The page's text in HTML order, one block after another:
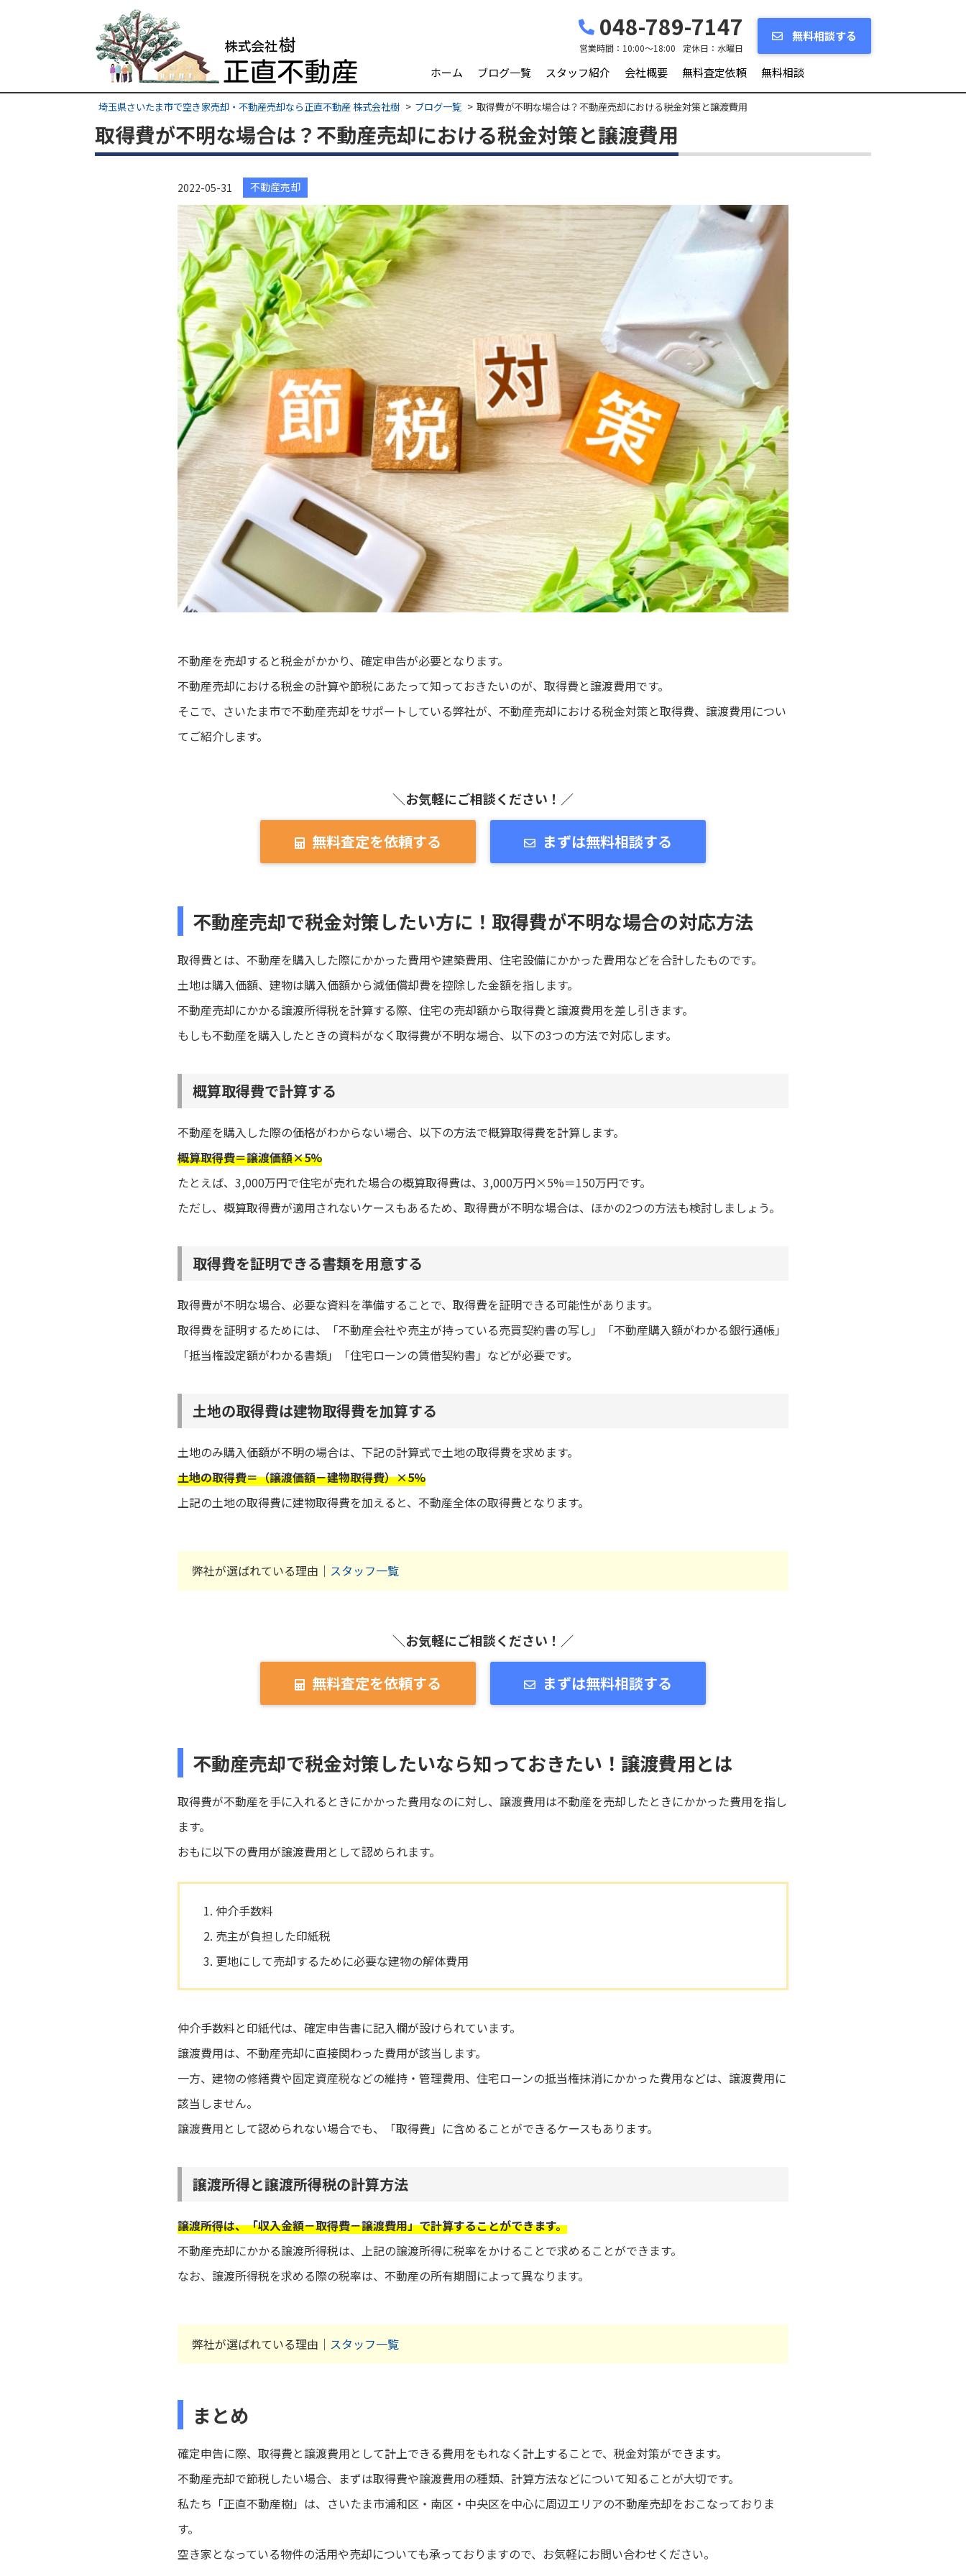
048-789-7147
営業時間： 10:00～18:00 定休日： 水曜日
無料相談する
ホーム ブログ一覧 スタッフ紹介 会社概要 無料査定依頼 無料相談
埼玉県さいたま市で空き家売却・不動産売却なら正直不動産 株式会社樹 ブログ一覧 取得費が不明な場合は？不動産売却における税金対策と譲渡費用
取得費が不明な場合は？不動産売却における税金対策と譲渡費用
2022-05-31 不動産売却
不動産を売却すると税金がかかり、確定申告が必要となります。
不動産売却における税金の計算や節税にあたって知っておきたいのが、取得費と譲渡費用です。
そこで、さいたま市で不動産売却をサポートしている弊社が、不動産売却における税金対策と取得費、譲渡費用につい
てご紹介します。
＼お気軽にご相談ください！／
無料査定を依頼する まずは無料相談する
不動産売却で税金対策したい方に！取得費が不明な場合の対応方法
取得費とは、不動産を購入した際にかかった費用や建築費用、住宅設備にかかった費用などを合計したものです。
土地は購入価額、建物は購入価額から減価償却費を控除した金額を指します。
不動産売却にかかる譲渡所得税を計算する際、住宅の売却額から取得費と譲渡費用を差し引きます。
もしも不動産を購入したときの資料がなく取得費が不明な場合、以下の3つの方法で対応します。
概算取得費で計算する
不動産を購入した際の価格がわからない場合、以下の方法で概算取得費を計算します。
概算取得費＝譲渡価額×5%
たとえば、3,000万円で住宅が売れた場合の概算取得費は、3,000万円×5%＝150万円です。
ただし、概算取得費が適用されないケースもあるため、取得費が不明な場合は、ほかの2つの方法も検討しましょう。
取得費を証明できる書類を用意する
取得費が不明な場合、必要な資料を準備することで、取得費を証明できる可能性があります。
取得費を証明するためには、「不動産会社や売主が持っている売買契約書の写し」「不動産購入額がわかる銀行通帳」
「抵当権設定額がわかる書類」「住宅ローンの賃借契約書」などが必要です。
土地の取得費は建物取得費を加算する
土地のみ購入価額が不明の場合は、下記の計算式で土地の取得費を求めます。
土地の取得費＝（譲渡価額－建物取得費）×5%
上記の土地の取得費に建物取得費を加えると、不動産全体の取得費となります。
弊社が選ばれている理由｜ スタッフ一覧
＼お気軽にご相談ください！／
無料査定を依頼する まずは無料相談する
不動産売却で税金対策したいなら知っておきたい！譲渡費用とは
取得費が不動産を手に入れるときにかかった費用なのに対し、譲渡費用は不動産を売却したときにかかった費用を指し
ます。
おもに以下の費用が譲渡費用として認められます。
仲介手数料
売主が負担した印紙税
更地にして売却するために必要な建物の解体費用
仲介手数料と印紙代は、確定申告書に記入欄が設けられています。
譲渡費用は、不動産売却に直接関わった費用が該当します。
一方、建物の修繕費や固定資産税などの維持・管理費用、住宅ローンの抵当権抹消にかかった費用などは、譲渡費用に
該当しません。
譲渡費用として認められない場合でも、「取得費」に含めることができるケースもあります。
譲渡所得と譲渡所得税の計算方法
譲渡所得は、「収入金額－取得費－譲渡費用」で計算することができます。
不動産売却にかかる譲渡所得税は、上記の譲渡所得に税率をかけることで求めることができます。
なお、譲渡所得税を求める際の税率は、不動産の所有期間によって異なります。
弊社が選ばれている理由｜ スタッフ一覧
まとめ
確定申告に際、取得費と譲渡費用として計上できる費用をもれなく計上することで、税金対策ができます。
不動産売却で節税したい場合、まずは取得費や譲渡費用の種類、計算方法などについて知ることが大切です。
私たち「正直不動産樹」は、さいたま市浦和区・南区・中央区を中心に周辺エリアの不動産売却をおこなっておりま
す。
空き家となっている物件の活用や売却についても承っておりますので、お気軽にお問い合わせください。